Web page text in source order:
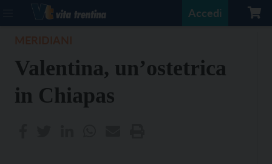
Accedi
Valentina, un’ostetrica
in Chiapas